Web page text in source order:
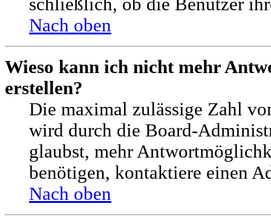
schließlich, ob die Benutzer
Nach oben
Wieso kann ich nicht mehr
erstellen?
Die maximal zulässige Zahl
wird durch die Board-
glaubst, mehr
benötigen, kontaktiere einen
Nach oben